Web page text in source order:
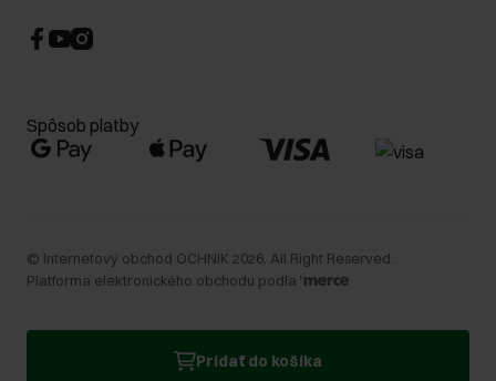
Pridať do košíka
Spôsob platby
© Internetový obchod OCHNIK 2026 . All Right Reserved.
Platforma elektronického obchodu podľa